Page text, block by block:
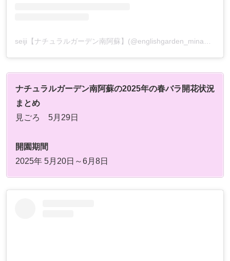
seiji【ナチュラルガーデン南阿蘇】(@englishgarden_minamiaso)がシェアした投稿
ナチュラルガーデン南阿蘇の2025年の春バラ開花状況
まとめ
見ごろ 5月29日
開園期間
2025年 5月20日～6月8日